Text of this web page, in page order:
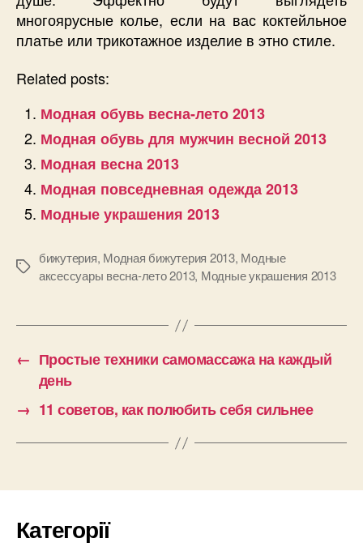
многоярусные колье, если на вас коктейльное
платье или трикотажное изделие в этно стиле.
Related posts:
Модная обувь весна-лето 2013
Модная обувь для мужчин весной 2013
Модная весна 2013
Модная повседневная одежда 2013
Модные украшения 2013
Позначки
бижутерия, Модная бижутерия 2013, Модные
аксессуары весна-лето 2013, Модные украшения 2013
← Простые техники самомассажа на каждый
день
→ 11 советов, как полюбить себя сильнее
Категорії